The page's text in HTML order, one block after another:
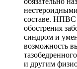
составе. НПВС
обострения
синдром и
возможность
и другим